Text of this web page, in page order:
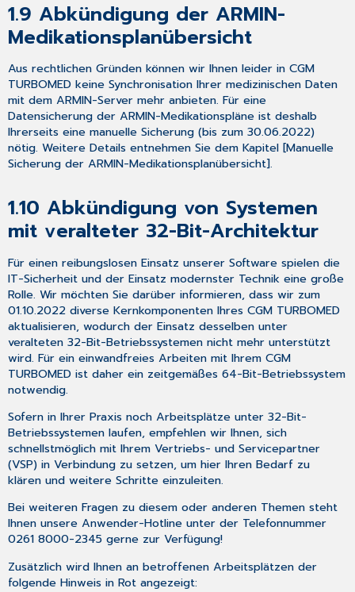
des
E-
Rezept
CGM
TURBOMED
STATIONSBEZOGENE
EINRICHTUNG
IM
eMUSTER-
DER
VOREINSTELLUNGEN
REZEPT
AUSSTELLEN
VERORDNUNGSPROZESS
E-
REZEPT
DIALOG
SIGNATUR
MITTELS
DER
PATIENTENAUSDRUCK
ERNEUTER
AUSDRUCK
VORBEREITUNG
E-
REZEPTEN
E-
REZEPTE
IM
1.9 Abkündigung der ARMIN-
Medikationsplanübersicht
Aus rechtlichen Gründen können wir Ihnen leider in CGM
TURBOMEDkeine Synchronisation Ihrer medizinischen Daten
mit dem ARMIN-Server mehr anbieten. Für eine
Datensicherung der ARMIN-Medikationspläne ist deshalb
Ihrerseits einemanuelle Sicherung (bis zum 30.06.2022)
nötig. Weitere Details entnehmen Sie dem Kapitel [Manuelle
Sicherung der ARMIN-Medikationsplanübersicht].
1.10 Abkündigung von Systemen
mit veralteter 32-Bit-Architektur
Für einen reibungslosen Einsatz unserer Software spielen die
IT-Sicherheit und der Einsatz modernster Technik eine große
Rolle. Wir möchten Sie darüber informieren, dass wir zum
01.10.2022 diverse Kernkomponenten Ihres CGM TURBOMED
aktualisieren, wodurch der Einsatz desselben unter
veralteten 32-Bit-Betriebssystemennicht mehr unterstützt
wird.Für ein einwandfreies Arbeiten mit Ihrem CGM
TURBOMED ist daher ein zeitgemäßes 64-Bit-Betriebssystem
notwendig.
Sofern in Ihrer Praxis noch Arbeitsplätze unter 32-Bit-
Betriebssystemen laufen, empfehlen wir Ihnen, sich
schnellstmöglich mit Ihrem Vertriebs- und Servicepartner
(VSP) in Verbindung zu setzen, um hier Ihren Bedarf zu
klären und weitere Schritte einzuleiten.
Bei weiteren Fragen zu diesem oder anderen Themen steht
Ihnen unsere Anwender-Hotline unter der Telefonnummer
0261 8000-2345 gerne zur Verfügung!
Zusätzlich wird Ihnen an betroffenen Arbeitsplätzen der
folgende Hinweis in Rot angezeigt: